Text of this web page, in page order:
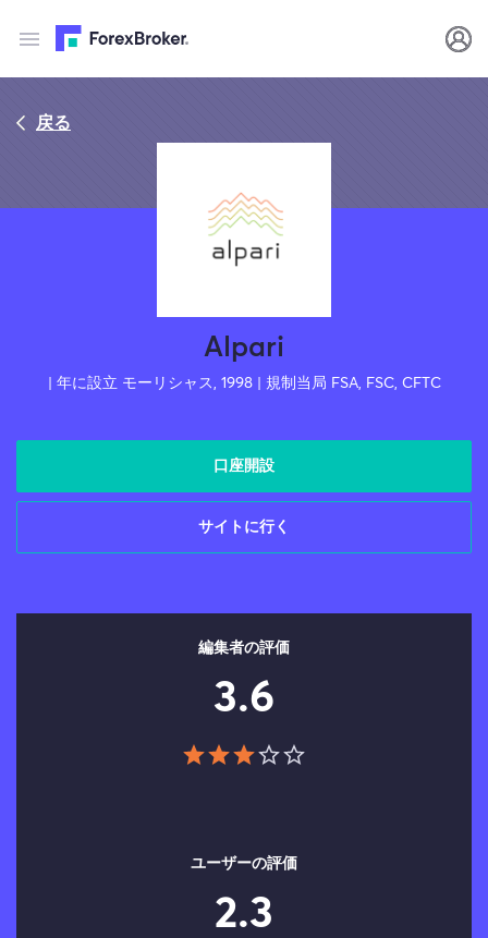
戻る
Alpari
| 年に設立 モーリシャス, 1998 | 規制当局 FSA, FSC, CFTC
口座開設
サイトに行く
編集者の評価
3.6
ユーザーの評価
2.3